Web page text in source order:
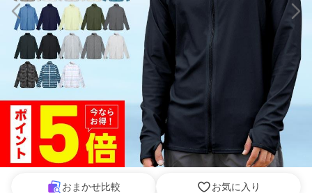
おまかせ比較 お気に入り